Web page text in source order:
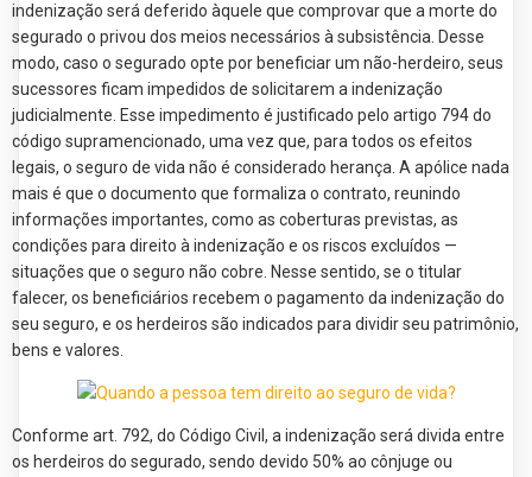
indenização será deferido àquele que comprovar que a morte do
segurado o privou dos meios necessários à subsistência. Desse
modo, caso o segurado opte por beneficiar um não-herdeiro, seus
sucessores ficam impedidos de solicitarem a indenização
judicialmente. Esse impedimento é justificado pelo artigo 794 do
código supramencionado, uma vez que, para todos os efeitos
legais, o seguro de vida não é considerado herança. A apólice nada
mais é que o documento que formaliza o contrato, reunindo
informações importantes, como as coberturas previstas, as
condições para direito à indenização e os riscos excluídos —
situações que o seguro não cobre. Nesse sentido, se o titular
falecer, os beneficiários recebem o pagamento da indenização do
seu seguro, e os herdeiros são indicados para dividir seu patrimônio,
bens e valores.
Conforme art. 792, do Código Civil, a indenização será divida entre
os herdeiros do segurado, sendo devido 50% ao cônjuge ou